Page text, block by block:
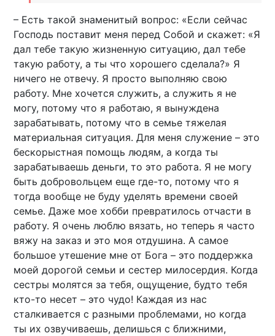
– Есть такой знаменитый вопрос: «Если сейчас
Господь поставит меня перед Собой и скажет: «Я
дал тебе такую жизненную ситуацию, дал тебе
такую работу, а ты что хорошего сделала?» Я
ничего не отвечу. Я просто выполняю свою
работу. Мне хочется служить, а служить я не
могу, потому что я работаю, я вынуждена
зарабатывать, потому что в семье тяжелая
материальная ситуация. Для меня служение – это
бескорыстная помощь людям, а когда ты
зарабатываешь деньги, то это работа. Я не могу
быть добровольцем еще где-то, потому что я
тогда вообще не буду уделять времени своей
семье. Даже мое хобби превратилось отчасти в
работу. Я очень люблю вязать, но теперь я часто
вяжу на заказ и это моя отдушина. А самое
большое утешение мне от Бога – это поддержка
моей дорогой семьи и сестер милосердия. Когда
сестры молятся за тебя, ощущение, будто тебя
кто-то несет – это чудо! Каждая из нас
сталкивается с разными проблемами, но когда
ты их озвучиваешь, делишься с ближними,